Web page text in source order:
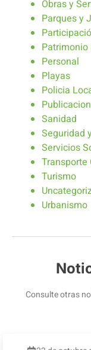
Obras y
Parques y
Personal
Playas
Policia
Sanidad
Seguridad
Servicios
Transporte
Turismo
Urbanismo
Consulte otras